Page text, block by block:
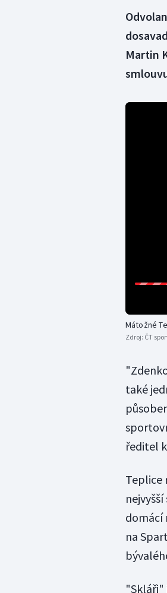
Martin
Mátožné
Zdroj: ČT
také
ředitel
Teplice
domácí
na
"Skláři"